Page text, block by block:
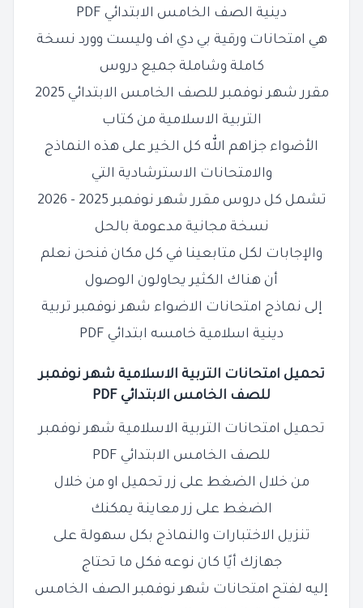
دينية الصف الخامس الابتدائي PDF
هي امتحانات ورقية بي دي اف وليست وورد نسخة
كاملة وشاملة جميع دروس
مقرر شهر نوفمبر للصف الخامس الابتدائي 2025
التربية الاسلامية من كتاب
الأضواء جزاهم الله كل الخير على هذه النماذج
والامتحانات الاسترشادية التي
تشمل كل دروس مقرر شهر نوفمبر 2025 - 2026
نسخة مجانية مدعومة بالحل
والإجابات لكل متابعينا في كل مكان فنحن نعلم
أن هناك الكثير يحاولون الوصول
إلى نماذج امتحانات الاضواء شهر نوفمبر تربية
دينية اسلامية خامسه ابتدائي PDF
تحميل امتحانات التربية الاسلامية شهر نوفمبر
للصف الخامس الابتدائي PDF
تحميل امتحانات التربية الاسلامية شهر نوفمبر
للصف الخامس الابتدائي PDF
من خلال الضغط على زر تحميل او من خلال
الضغط على زر معاينة يمكنك
تنزيل الاختبارات والنماذج بكل سهولة على
جهازك أيًا كان نوعه فكل ما تحتاج
إليه لفتح امتحانات شهر نوفمبر الصف الخامس